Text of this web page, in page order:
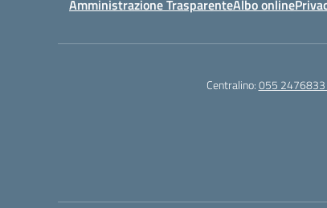
Amministrazione TrasparenteAlbo online
Centralino:055